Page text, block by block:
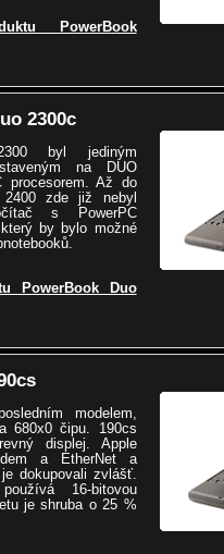
PowerBook
2300c
byl jediným
na DUO
procesorem. Až do
2400 zde již nebyl
s PowerPC
by bylo možné
PowerBook Duo
modelem,
680x0 čipu. 190cs
displej. Apple
a EtherNet a
dokupovali zvlášť.
16-bitovou
je shruba o 25 %